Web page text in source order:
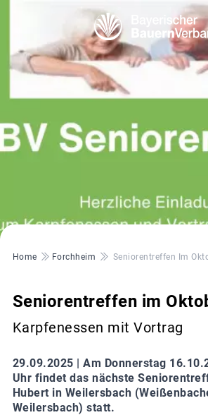
Pfadnavigation
Home Forchheim Seniorentreffen Im
Seniorentreffen im
Karpfenessen mit Vortrag
29.09.2025 | Am Donnerstag
Uhr findet das nächste
Hubert in Weilersbach
Weilersbach) statt.